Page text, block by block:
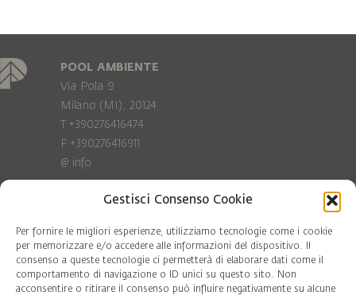
Gestisci Consenso Cookie
Per fornire le migliori esperienze, utilizziamo tecnologie come i cookie
per memorizzare e/o accedere alle informazioni del dispositivo. Il
consenso a queste tecnologie ci permetterà di elaborare dati come il
comportamento di navigazione o ID unici su questo sito. Non
acconsentire o ritirare il consenso può influire negativamente su alcune
POOL AMBIENTE
Via Pola 9
Milano (MI), 20124
T +390276416474
F +390276416911
@ info
Privacy Policy
Cookie policy
COD. FISC. 97081560159
P.IVA 06375640965